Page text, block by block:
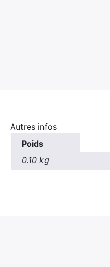
Autres infos
Poids
0.10 kg